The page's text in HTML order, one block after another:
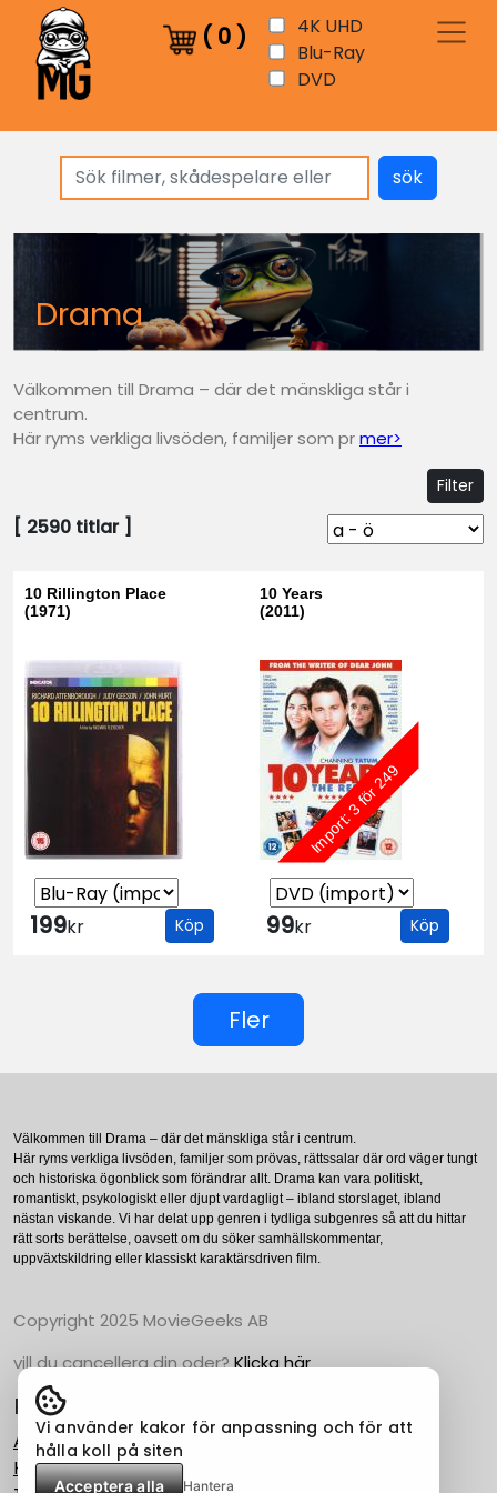
( 0 )
4K UHD
Blu-Ray
DVD
sök
Drama
Välkommen till Drama – där det mänskliga står i
centrum.
Här ryms verkliga livsöden, familjer som prmer>
Filter
[ 2590 titlar ]
10 Rillington Place
(1971)
199kr Köp
10 Years
(2011)
Import: 3 för 249
99kr Köp
Fler
Välkommen till Drama – där det mänskliga står i centrum.
Här ryms verkliga livsöden, familjer som prövas, rättssalar där ord väger tungt
och historiska ögonblick som förändrar allt. Drama kan vara politiskt,
romantiskt, psykologiskt eller djupt vardagligt – ibland storslaget, ibland
nästan viskande. Vi har delat upp genren i tydliga subgenres så att du hittar
rätt sorts berättelse, oavsett om du söker samhällskommentar,
uppväxtskildring eller klassiskt karaktärsdriven film.
Copyright 2025 MovieGeeks AB
vill du cancellera din oder?Klicka här
Populära Kategorier
Action
Horror
Vi använder kakor för anpassning och för att
hålla koll på siten
Acceptera alla Hantera